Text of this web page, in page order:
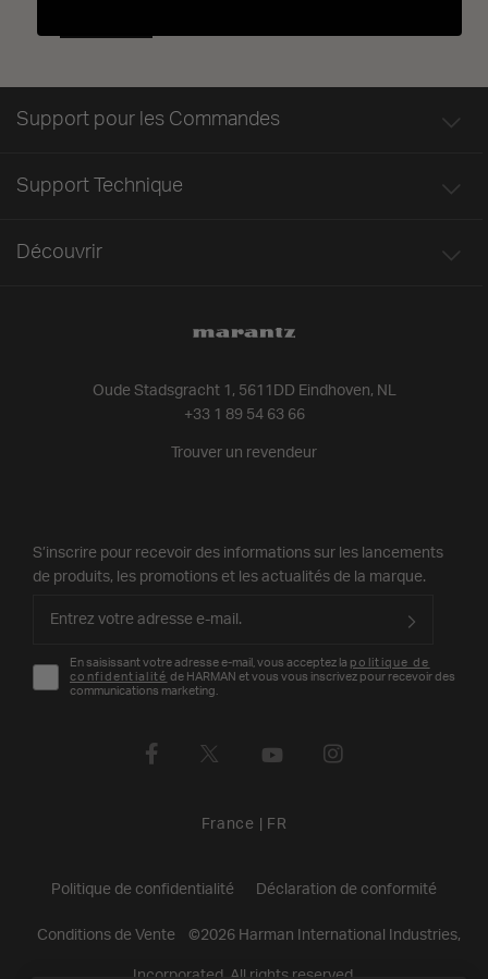
Oude Stadsgracht 1, 5611DD Eindhoven, NL
+33 1 89 54 63 66
Trouver un revendeur
Support pour les Commandes
Support Technique
Découvrir
S’inscrire pour recevoir des informations sur les lancements
de produits, les promotions et les actualités de la marque.
En saisissant votre adresse e-mail, vous acceptez la politique de
confidentialité de HARMAN et vous vous inscrivez pour recevoir des
communications marketing.
France FR
Politique de confidentialité Déclaration de conformité
Conditions de Vente ©2026Harman International Industries,